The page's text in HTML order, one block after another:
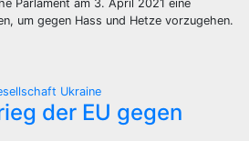
Parlament am 3. April 2021 eine
um gegen Hass und Hetze vorzugehen.
Ukraine
der EU gegen